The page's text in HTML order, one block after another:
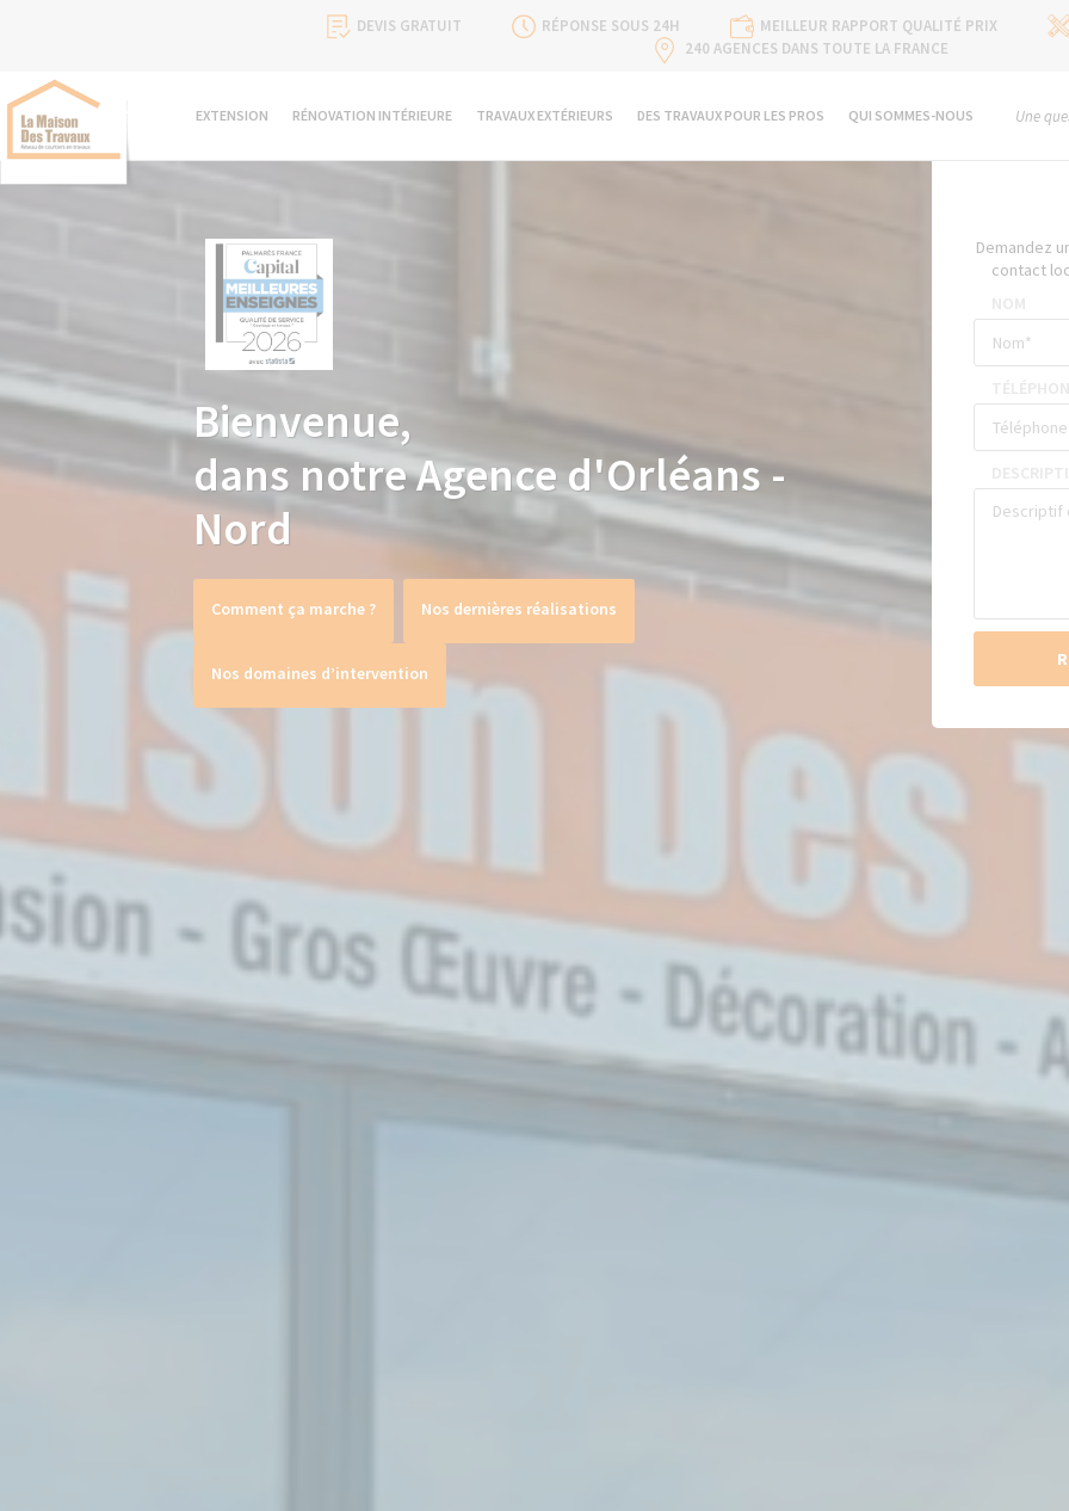
DEVIS GRATUIT RÉPONSE SOUS 24H MEILLEUR RAPPORT QUALITÉ PRIX
240 AGENCES DANS TOUTE LA FRANCE
EXTENSION RÉNOVATION INTÉRIEURE TRAVAUX EXTÉRIEURS DES TRAVAUX POUR LES PROS QUI SOMMES-NOUS Une
Bienvenue,
dans notre Agence d'Orléans -
Nord
Comment ça marche ? Nos dernières réalisations
Nos domaines d’intervention
Demandez
contact